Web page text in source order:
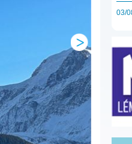
03/